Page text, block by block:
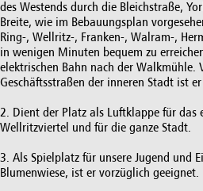
des Westends durch die Bleichstraße,
Breite, wie im Bebauungsplan
Ring-, Wellritz-, Franken-, Walram-,
in wenigen Minuten bequem zu
elektrischen Bahn nach der
Geschäftsstraßen der inneren Stadt ist
2. Dient der Platz als Luftklappe für das
Wellritzviertel und für die ganze Stadt.
3. Als Spielplatz für unsere Jugend und
Blumenwiese, ist er vorzüglich geeignet.